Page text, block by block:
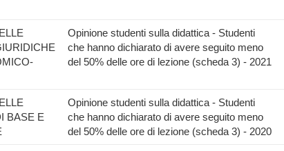
Opinione studenti sulla didattica - Studenti
che hanno dichiarato di avere seguito meno
del 50% delle ore di lezione (scheda 3) - 2021
BASE E
Opinione studenti sulla didattica - Studenti
che hanno dichiarato di avere seguito meno
del 50% delle ore di lezione (scheda 3) - 2020